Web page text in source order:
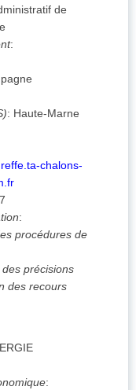
de
:
: Haute-Marne
chalons-
:
procédures de
précisions
des recours
: